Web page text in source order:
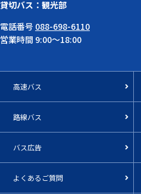
貸切バス：観光部
電話番号 088-698-6110
営業時間 9:00～18:00
高速バス
路線バス
バス広告
よくあるご質問